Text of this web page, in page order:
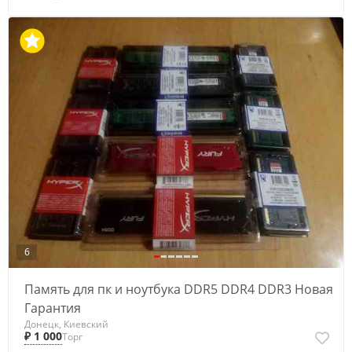
6
Память для пк и ноутбука DDR5 DDR4 DDR3 Новая
Гарантия
Донецк, Киевский
₽ 1 000Торг